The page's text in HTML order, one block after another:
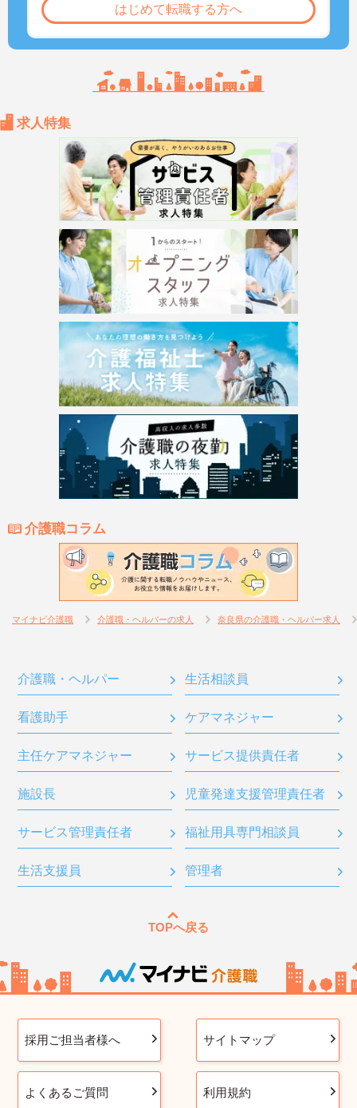
はじめて転職する方へ
求人特集
介護職コラム
マイナビ介護職 介護職・ヘルパーの求人 奈良県の介護職・ヘルパー求人
介護職・ヘルパー 生活相談員
看護助手 ケアマネジャー
主任ケアマネジャー サービス提供責任者
施設長 児童発達支援管理責任者
サービス管理責任者 福祉用具専門相談員
生活支援員 管理者
TOPへ戻る
採用ご担当者様へ サイトマップ
よくあるご質問 利用規約